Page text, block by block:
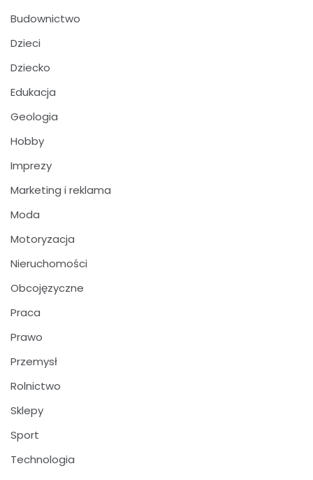
Budownictwo
Dzieci
Dziecko
Edukacja
Geologia
Hobby
Imprezy
Marketing i reklama
Moda
Motoryzacja
Nieruchomości
Obcojęzyczne
Praca
Prawo
Przemysł
Rolnictwo
Sklepy
Sport
Technologia